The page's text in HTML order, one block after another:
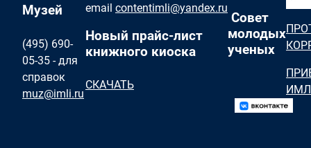
Музей
(495) 690-
05-35 - для
справок
muz@imli.ru
email contentimli@yandex.ru
Новый прайс-лист
книжного киоска
СКАЧАТЬ
Совет
молодых
ученых